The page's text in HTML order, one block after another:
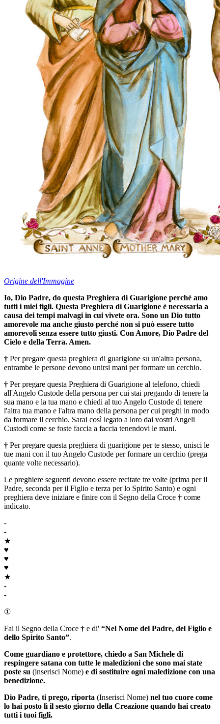
Origine dell'Immagine
Io, Dio Padre, do questa Preghiera di Guarigione perché amo
tutti i miei figli. Questa Preghiera di Guarigione è necessaria a
causa dei tempi malvagi in cui vivete ora. Sono un Dio tutto
amorevole ma anche giusto perché non si può essere tutto
amorevoli senza essere tutto giusti. Con Amore, Dio Padre del
Cielo e della Terra. Amen.
† Per pregare questa preghiera di guarigione su un'altra persona,
entrambe le persone devono unirsi mani per formare un cerchio.
† Per pregare questa Preghiera di Guarigione al telefono, chiedi
all'Angelo Custode della persona per cui stai pregando di tenere la
sua mano e la tua mano e chiedi al tuo Angelo Custode di tenere
l'altra tua mano e l'altra mano della persona per cui preghi in modo
da formare il cerchio. Sarai così legato a loro dai vostri Angeli
Custodi come se foste faccia a faccia tenendovi le mani.
† Per pregare questa preghiera di guarigione per te stesso, unisci le
tue mani con il tuo Angelo Custode per formare un cerchio (prega
quante volte necessario).
Le preghiere seguenti devono essere recitate tre volte (prima per il
Padre, seconda per il Figlio e terza per lo Spirito Santo) e ogni
preghiera deve iniziare e finire con il Segno della Croce † come
indicato.
-
-
★
♥
♥
♥
★
-
-
①
Fai il Segno della Croce † e di' “Nel Nome del Padre, del Figlio e
dello Spirito Santo”.
Come guardiano e protettore, chiedo a San Michele di
respingere satana con tutte le maledizioni che sono mai state
poste su (inserisci Nome) e di sostituire ogni maledizione con una
benedizione.
Dio Padre, ti prego, riporta (Inserisci Nome) nel tuo cuore come
lo hai posto lì il sesto giorno della Creazione quando hai creato
tutti i tuoi figli.